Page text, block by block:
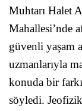
Muhtarı Halet
Mahallesi’nde
güvenli yaşam
uzmanlarıyla
konuda bir
söyledi.